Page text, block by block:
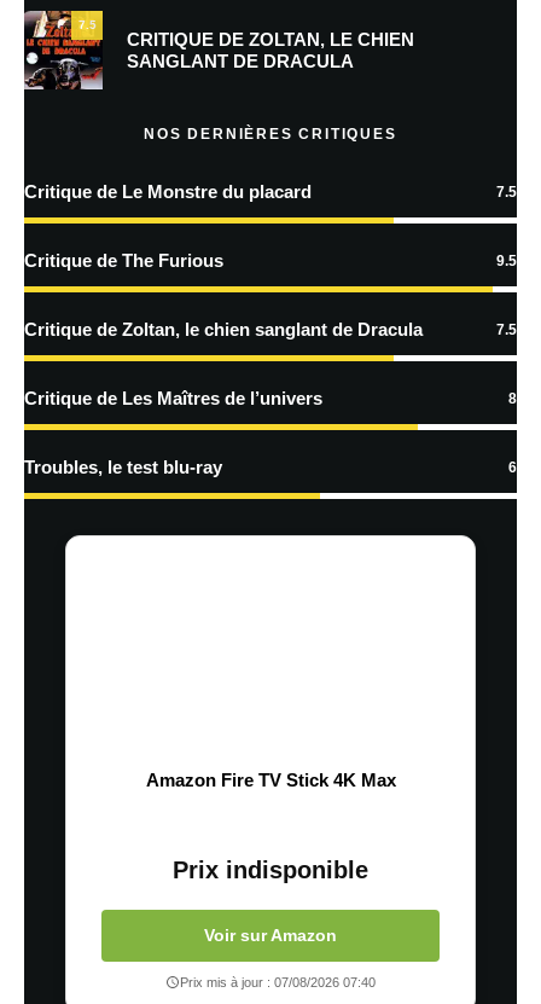
Prévenez-moi de tous les nouveaux commentaires par e-mail.
Prévenez-moi de tous les nouveaux articles par e-mail.
En savoir
traitées
7.5
CRITIQUE DE ZOLTAN, LE CHIEN
SANGLANT DE DRACULA
NOS DERNIÈRES CRITIQUES
Critique de Le Monstre du placard 7.5
Critique de The Furious 9.5
Critique de Zoltan, le chien sanglant de Dracula 7.5
Critique de Les Maîtres de l’univers 8
Troubles, le test blu-ray 6
Amazon Fire TV Stick 4K Max
Prix indisponible
Voir sur Amazon
Prix mis à jour : 07/08/2026 07:40